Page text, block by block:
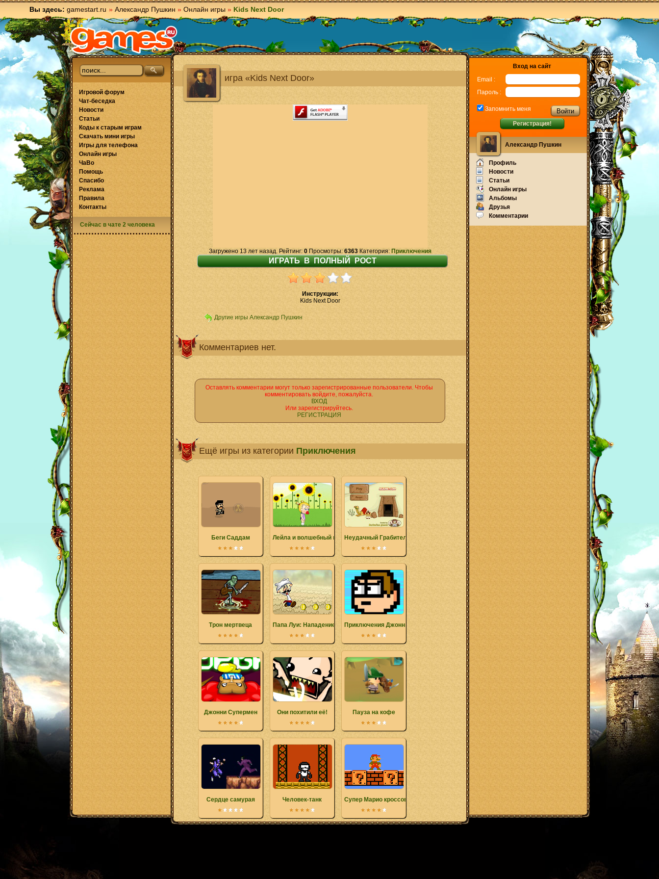
Вы здесь: gamestart.ru » Александр Пушкин » Онлайн игры » Kids Next Door
игра «Kids Next Door»
Загружено 13 лет назад. Рейтинг: 0Просмотры: 6363Категория: Приключения
Инструкции:
Kids Next Door
Другие игры Александр Пушкин
Комментариев нет.
Оставлять комментарии могут только зарегистрированные пользователи. Чтобы
комментировать войдите, пожалуйста.
ВХОД
Или зарегистрируйтесь.
РЕГИСТРАЦИЯ
Ещё игры из категории Приключения
Беги Саддам Лейла и волшебный шар Неудачный Грабитель
Трон мертвеца Папа Луи: Нападение пиццыПриключения Джонни-прыгуна
Джонни Супермен Они похитили её! Пауза на кофе
Сердце самурая Человек-танк Супер Марио кроссовер
Игровой форум
Чат-беседка
Новости
Статьи
Коды к старым играм
Скачать мини игры
Игры для телефона
Онлайн игры
ЧаВо
Помощь
Спасибо
Реклама
Правила
Контакты
Сейчас в чате 2 человека
Вход на сайт
Email :
Пароль :
Запомнить меня
Регистрация!
Александр Пушкин
Профиль
Новости
Статьи
Онлайн игры
Альбомы
Друзья
Комментарии